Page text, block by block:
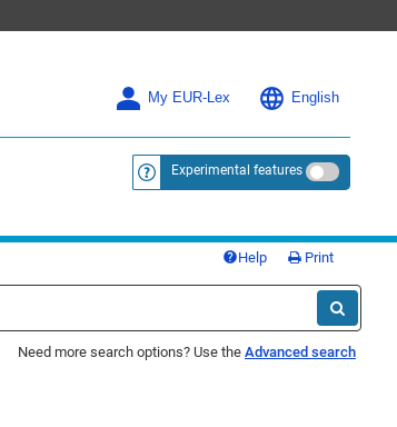
My EUR-Lex English
<a href="https://eur-lex.europa.eu/
Experimental features
Help Print
Need more search options? Use the Advanced search